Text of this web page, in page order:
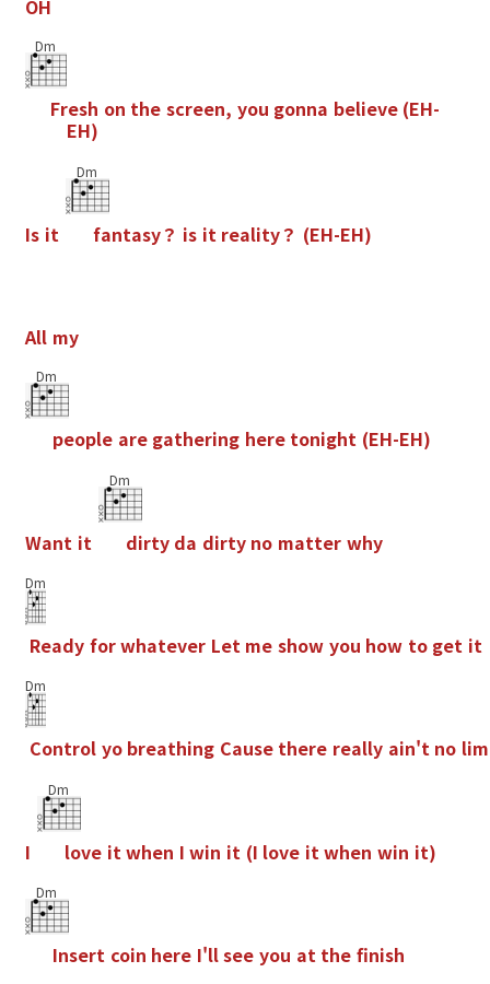
OH
Dm
Fresh on the screen, you gonna believe (EH-
EH)
Is it
Dm
fantasy？ is it reality？ (EH-EH)
All my
Dm
people are gathering here tonight (EH-EH)
Want it
Dm
dirty da dirty no matter why
Dm
Ready forwhatever Let me show you how to get it
Dm
Control yo breathing Cause there really ain't no lim
I
Dm
love it when I win it (I love it when win it)
Dm
Insert coin here I'llsee you at the fnish